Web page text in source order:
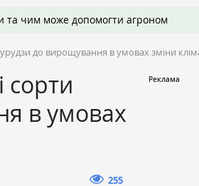
та чим може допомогти агроном
до вирощування в умовах зміни
сорти
в умовах
255